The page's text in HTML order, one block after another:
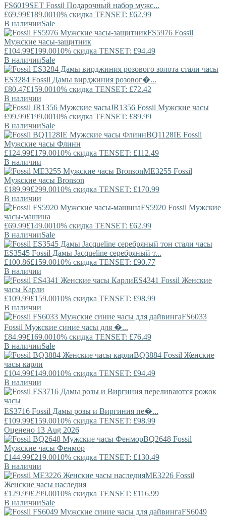
FS6019SET Fossil Подарочный набор мужс...
£69.99£189.0010% скидка TENSET: £62.99
В наличииSale
FS5976 Fossil
Мужские часы-защитник
£104.99£199.0010% скидка TENSET: £94.49
В наличииSale
ES3284 Fossil Дамы вирджиния розовог�...
£80.47£159.0010% скидка TENSET: £72.42
В наличии
JR1356 Fossil Мужские часы
£99.99£199.0010% скидка TENSET: £89.99
В наличииSale
BQ1128IE Fossil
Мужские часы Флинн
£124.99£179.0010% скидка TENSET: £112.49
В наличии
ME3255 Fossil
Мужские часы Bronson
£189.99£299.0010% скидка TENSET: £170.99
В наличии
FS5920 Fossil Мужские
часы-машина
£69.99£149.0010% скидка TENSET: £62.99
В наличииSale
ES3545 Fossil Дамы Jacqueline серебряный т...
£100.86£159.0010% скидка TENSET: £90.77
В наличии
ES4341 Fossil Женские
часы Карли
£109.99£159.0010% скидка TENSET: £98.99
В наличии
FS6033
Fossil Мужские синие часы для �...
£84.99£169.0010% скидка TENSET: £76.49
В наличииSale
BQ3884 Fossil Женские
часы карли
£104.99£149.0010% скидка TENSET: £94.49
В наличии
ES3716 Fossil Дамы розы и Виргиния пе�...
£109.99£159.0010% скидка TENSET: £98.99
Оценено 13 Aug 2026
BQ2648 Fossil
Мужские часы Фенмор
£144.99£219.0010% скидка TENSET: £130.49
В наличии
ME3226 Fossil
Женские часы наследия
£129.99£299.0010% скидка TENSET: £116.99
В наличииSale
FS6049